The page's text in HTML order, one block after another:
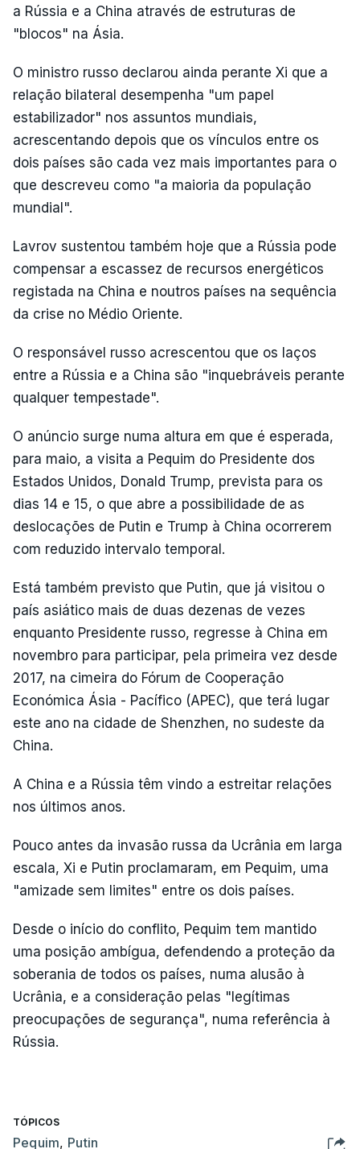
a Rússia e a China através de estruturas de
"blocos" na Ásia.
O ministro russo declarou ainda perante Xi que a
relação bilateral desempenha "um papel
estabilizador" nos assuntos mundiais,
acrescentando depois que os vínculos entre os
dois países são cada vez mais importantes para o
que descreveu como "a maioria da população
mundial".
Lavrov sustentou também hoje que a Rússia pode
compensar a escassez de recursos energéticos
registada na China e noutros países na sequência
da crise no Médio Oriente.
O responsável russo acrescentou que os laços
entre a Rússia e a China são "inquebráveis perante
qualquer tempestade".
O anúncio surge numa altura em que é esperada,
para maio, a visita a Pequim do Presidente dos
Estados Unidos, Donald Trump, prevista para os
dias 14 e 15, o que abre a possibilidade de as
deslocações de Putin e Trump à China ocorrerem
com reduzido intervalo temporal.
Está também previsto que Putin, que já visitou o
país asiático mais de duas dezenas de vezes
enquanto Presidente russo, regresse à China em
novembro para participar, pela primeira vez desde
2017, na cimeira do Fórum de Cooperação
Económica Ásia - Pacífico (APEC), que terá lugar
este ano na cidade de Shenzhen, no sudeste da
China.
A China e a Rússia têm vindo a estreitar relações
nos últimos anos.
Pouco antes da invasão russa da Ucrânia em larga
escala, Xi e Putin proclamaram, em Pequim, uma
"amizade sem limites" entre os dois países.
Desde o início do conflito, Pequim tem mantido
uma posição ambígua, defendendo a proteção da
soberania de todos os países, numa alusão à
Ucrânia, e a consideração pelas "legítimas
preocupações de segurança", numa referência à
Rússia.
TÓPICOS
Pequim, Putin